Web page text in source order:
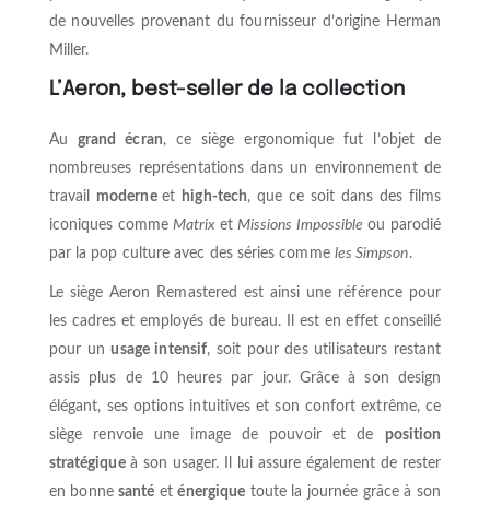
de nouvelles provenant du fournisseur d’origine Herman
Miller.
L’Aeron, best-seller de la collection
Augrand écran, ce siège ergonomique fut l’objet de
nombreuses représentations dans un environnement de
travail moderneet high-tech, que ce soit dans des films
iconiques commeMatrix et Missions Impossible ou parodié
par la pop culture avec des séries comme les Simpson.
Le siège Aeron Remastered est ainsi une référence pour
les cadres et employés de bureau. Il est en effet conseillé
pour unusage intensif, soit pour des utilisateurs restant
assis plus de 10 heures par jour. Grâce à son design
élégant, ses options intuitives et son confort extrême, ce
siège renvoie une image de pouvoir et de
position
stratégiqueà son usager. Il lui assure également de rester
en bonnesanté eténergique toute la journée grâce à son